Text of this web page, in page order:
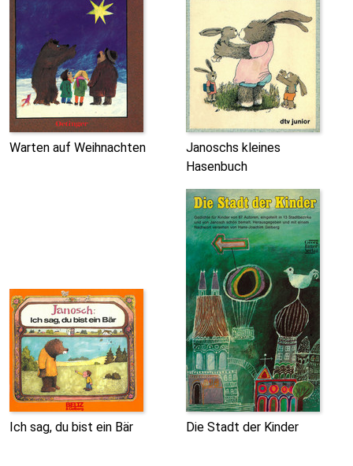
Warten auf Weihnachten
Janoschs kleines
Hasenbuch
Ich sag, du bist ein Bär Die Stadt der Kinder